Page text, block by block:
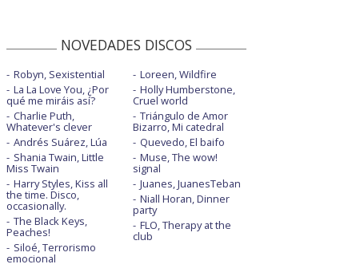
NOVEDADES DISCOS
Robyn, Sexistential
La La Love You, ¿Por
qué me miráis así?
Charlie Puth,
Whatever's clever
Andrés Suárez, Lúa
Shania Twain, Little
Miss Twain
Harry Styles, Kiss all
the time. Disco,
occasionally.
The Black Keys,
Peaches!
Siloé, Terrorismo
emocional
Loreen, Wildfire
Holly Humberstone,
Cruel world
Triángulo de Amor
Bizarro, Mi catedral
Quevedo, El baifo
Muse, The wow!
signal
Juanes, JuanesTeban
Niall Horan, Dinner
party
FLO, Therapy at the
club